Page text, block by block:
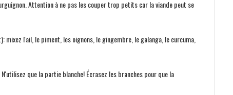
Attention à ne pas les couper trop petits car la viande peut se
l'ail, le piment, les oignons, le gingembre, le galanga, le curcuma,
que la partie blanche! Écrasez les branches pour que la